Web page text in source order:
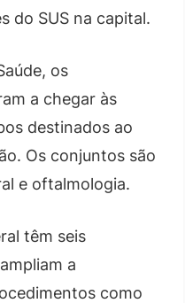
do SUS na capital.
os
a chegar às
destinados ao
Os conjuntos são
e oftalmologia.
têm seis
a
como